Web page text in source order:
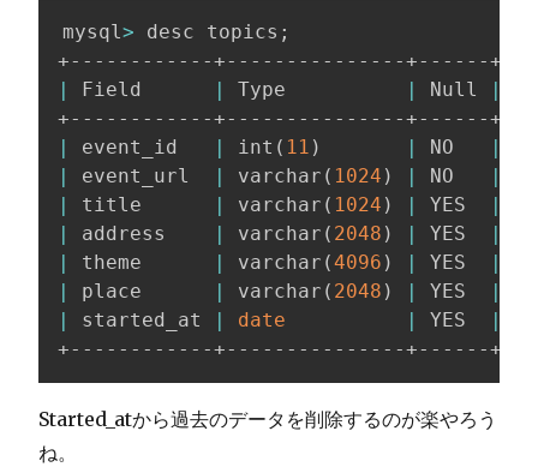
mysql > desc topics ;
| Field | Type | Null |
| event_id | int ( 11 ) | NO |
|
event_url | varchar ( 1024 ) | NO
|
|
title | varchar ( 1024 ) | YES
|
|
address | varchar ( 2048 ) | YES
|
|
theme | varchar (4096 ) | YES
|
|
place | varchar ( 2048 ) | YES
|
|
started_at | date | YES
|
+------------+---------------+------
Started_atから過去のデータを削除するのが楽やろう
ね。